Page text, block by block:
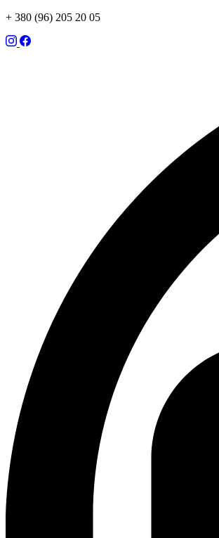
+ 380 (96) 205 20 05